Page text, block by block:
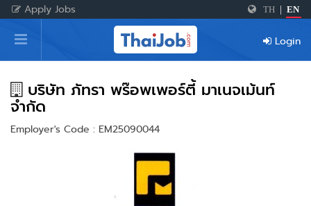
Apply Jobs TH EN
Home
Login
Register
Login
บริษัท ภัทรา พร๊อพเพอร์ตี้ มาเนจเม้นท์
จำกัด
Employer's Code : EM25090044